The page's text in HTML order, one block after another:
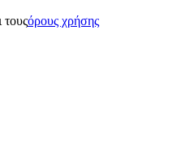
όρους χρήσης